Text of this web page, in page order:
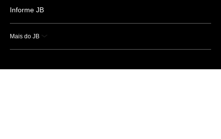
Informe JB
Mais do JB
Esportes